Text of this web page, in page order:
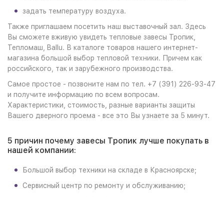
задать температуру воздуха.
Также приглашаем посетить наш выставочный зал. Здесь
Вы сможете вживую увидеть тепловые завесы Тропик,
Тепломаш, Ballu. В каталоге товаров нашего интернет-
магазина большой выбор тепловой техники. Причем как
российского, так и зарубежного производства.
Самое простое - позвоните нам по тел. +7 (391) 226-93-47
и получите информацию по всем вопросам.
Характеристики, стоимость, разные варианты защиты
Вашего дверного проема - все это Вы узнаете за 5 минут.
5 причин почему завесы Тропик лучше покупать в
нашей компании:
Большой выбор техники на складе в Красноярске;
Сервисный центр по ремонту и обслуживанию;